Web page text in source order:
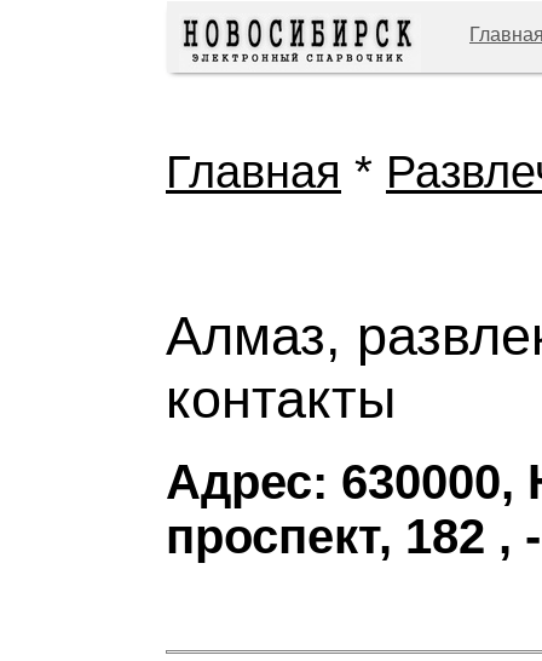
Главная *
Алмаз,
контакты
Адрес:
проспект, 182